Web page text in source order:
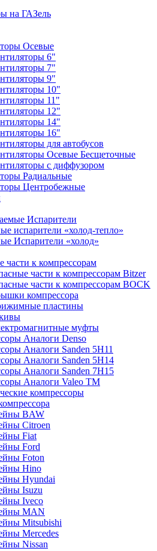
на ГАЗель
Осевые
6"
7"
9"
10"
11"
12"
14"
16"
для автобусов
Осевые Бесщеточные
с диффузором
Радиальные
Центробежные
Испарители
испарители «холод-тепло»
Испарители «холод»
части к компрессорам
части к компрессорам Bitzer
части к компрессорам BOCK
компрессора
пластины
муфты
Аналоги Denso
Аналоги Sanden 5H11
Аналоги Sanden 5H14
Аналоги Sanden 7H15
Аналоги Valeo ТМ
компрессоры
BAW
Citroen
Fiat
Ford
Foton
Hino
Hyundai
Isuzu
Iveco
MAN
Mitsubishi
Mеrcedes
Nissan